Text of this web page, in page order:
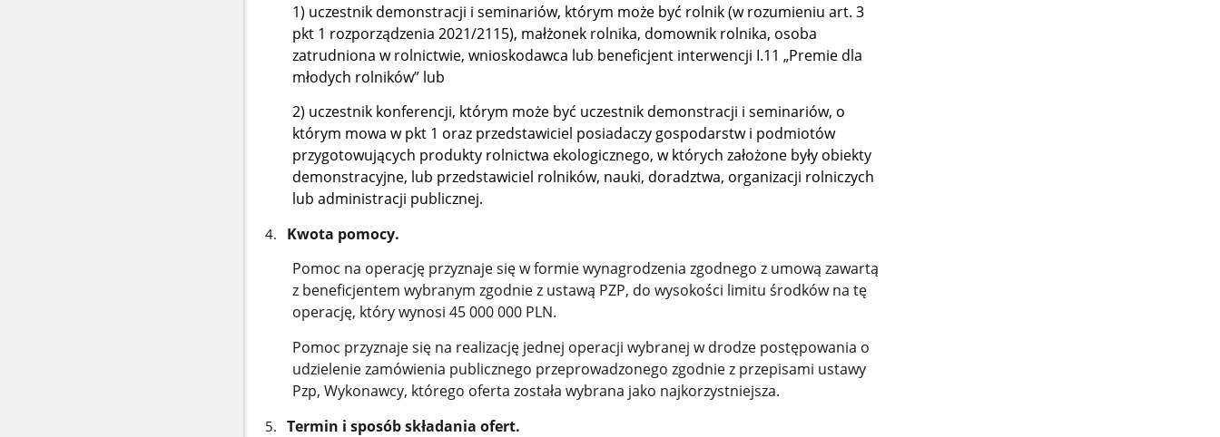
1) uczestnik demonstracji i seminariów, którym może być rolnik (w rozumieniu art. 3
pkt 1 rozporządzenia 2021/2115), małżonek rolnika, domownik rolnika, osoba
zatrudniona w rolnictwie, wnioskodawca lub beneficjent interwencji I.11 „Premie dla
młodych rolników” lub
2) uczestnik konferencji, którym może być uczestnik demonstracji i seminariów, o
którym mowa w pkt 1 oraz przedstawiciel posiadaczy gospodarstw i podmiotów
przygotowujących produkty rolnictwa ekologicznego, w których założone były obiekty
demonstracyjne, lub przedstawiciel rolników, nauki, doradztwa, organizacji rolniczych
lub administracji publicznej.
Kwota pomocy.
Pomoc na operację przyznaje się w formie wynagrodzenia zgodnego z umową zawartą
z beneficjentem wybranym zgodnie z ustawą PZP, do wysokości limitu środków na tę
operację, który wynosi 45 000 000 PLN.
Pomoc przyznaje się na realizację jednej operacji wybranej w drodze postępowania o
udzielenie zamówienia publicznego przeprowadzonego zgodnie z przepisami ustawy
Pzp, Wykonawcy, którego oferta została wybrana jako najkorzystniejsza.
Termin i sposób składania ofert.